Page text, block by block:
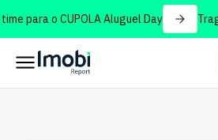
para o CUPOLA Aluguel Day